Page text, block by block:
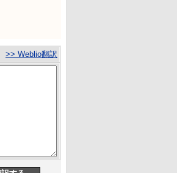
>> Weblio翻訳